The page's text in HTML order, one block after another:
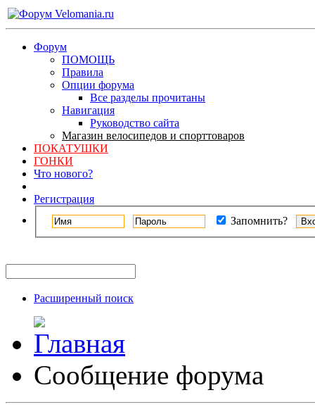
Форум
ПОМОЩЬ
Правила
Опции форума
Все разделы прочитаны
Навигация
Руководство сайта
Магазин велосипедов и спорттоваров
ПОКАТУШКИ
ГОНКИ
Что нового?
Регистрация
Запомнить?
Расширенный поиск
Сообщение форума